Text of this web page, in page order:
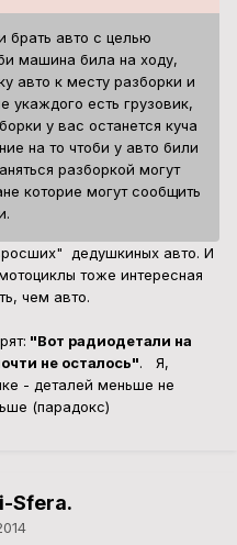
брать авто с целью
машина била на ходу,
авто к месту разборки и
укаждого есть грузовик,
у вас останется куча
на то чтоби у авто били
разборкой могут
которие могут сообщить
дедушкиных авто. И
тоже интересная
чем авто.
"Вот радиодетали на
не осталось". Я,
- деталей меньше не
(парадокс)
Sfera.